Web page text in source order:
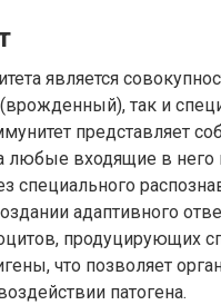
является
так и
представляет
любые входящие в него
специального
адаптивного
продуцирующих
что позволяет
патогена.